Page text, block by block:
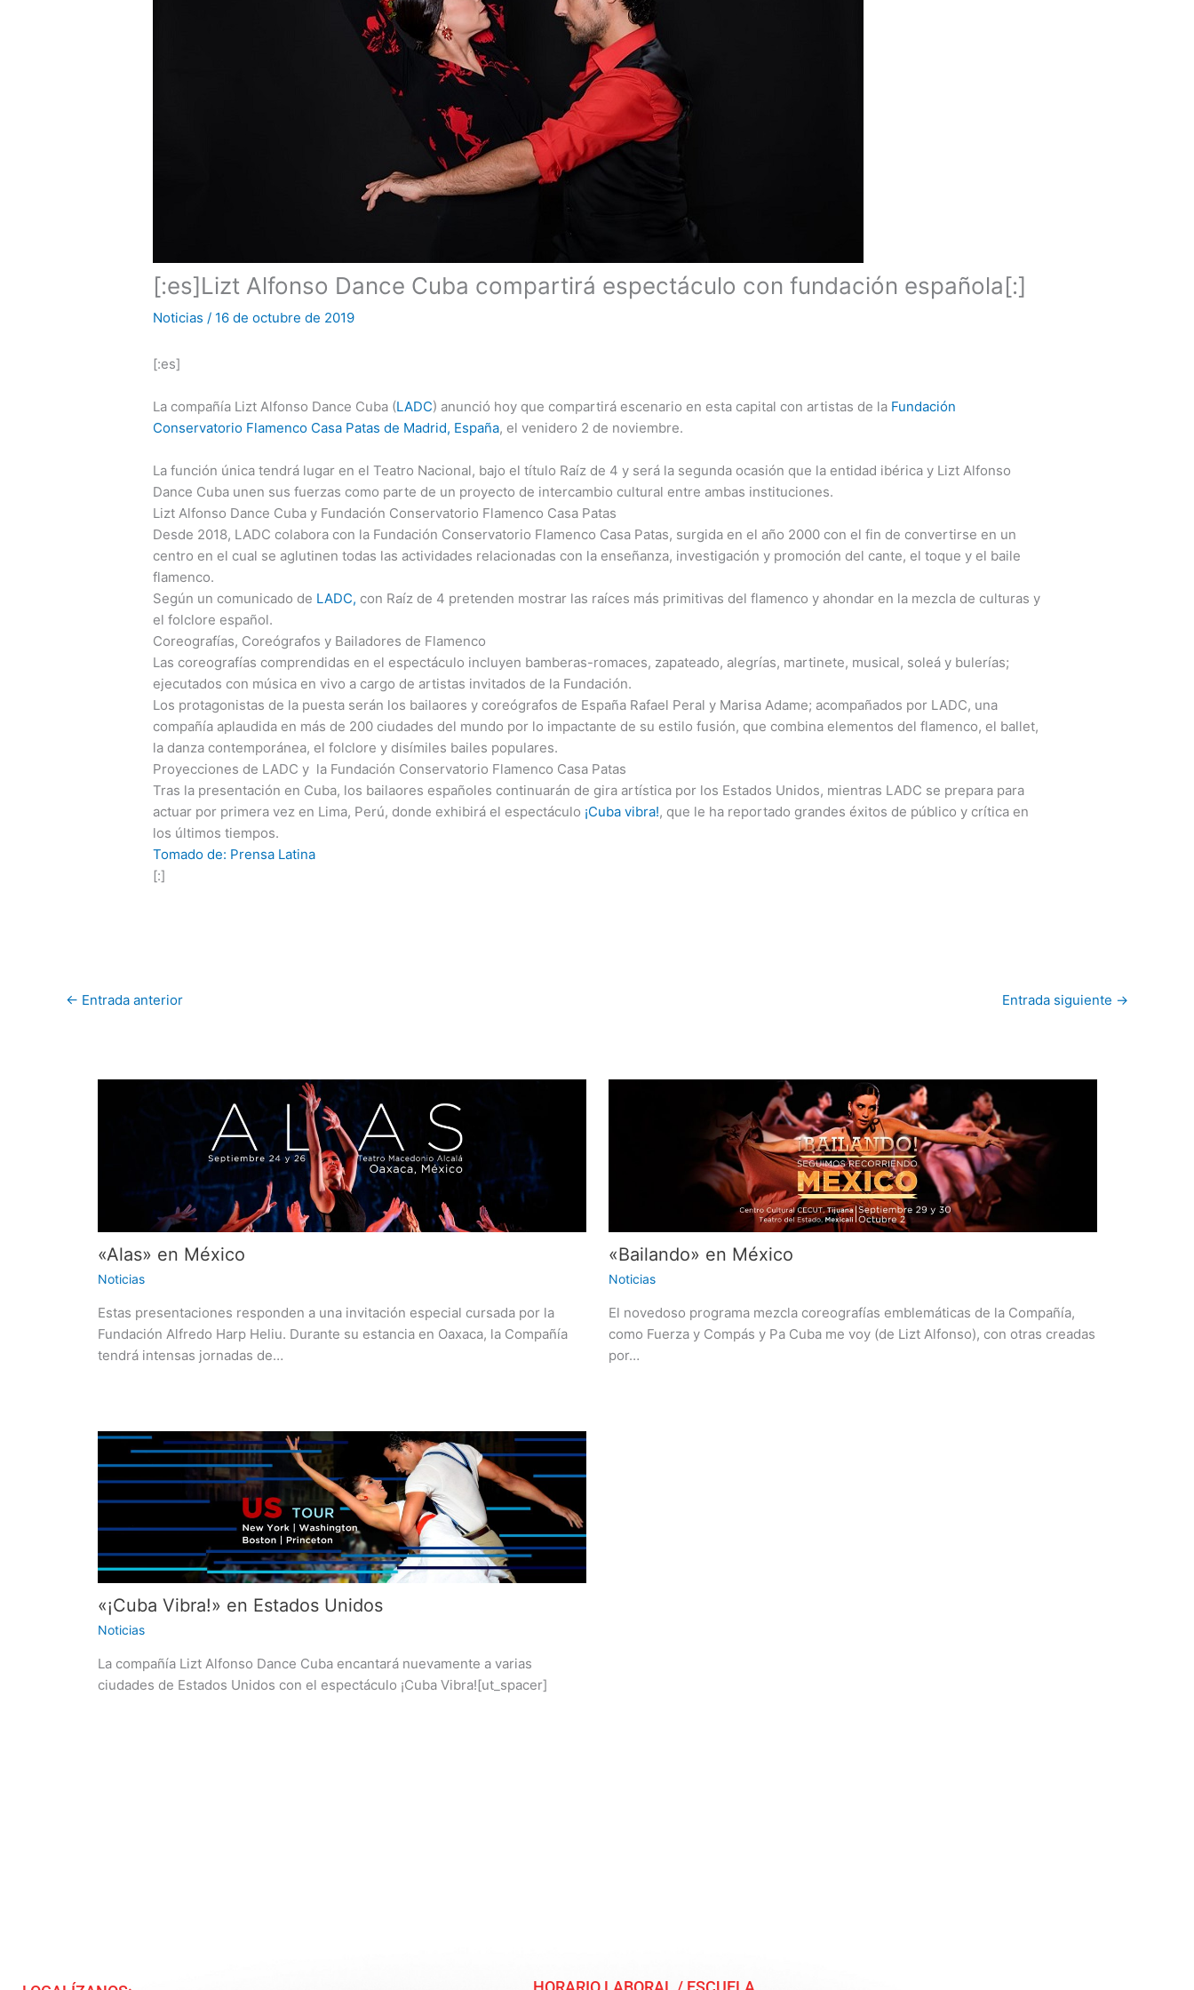
[:es]Lizt Alfonso Dance Cuba compartirá espectáculo con fundación española[:]
Noticias / 16 de octubre de 2019
[:es]
La compañía Lizt Alfonso Dance Cuba (LADC) anunció hoy que compartirá escenario en esta capital con artistas de la Fundación
Conservatorio Flamenco Casa Patas de Madrid, España, el venidero 2 de noviembre.
La función única tendrá lugar en el Teatro Nacional, bajo el título Raíz de 4 y será la segunda ocasión que la entidad ibérica y Lizt Alfonso
Dance Cuba unen sus fuerzas como parte de un proyecto de intercambio cultural entre ambas instituciones.
Lizt Alfonso Dance Cuba y Fundación Conservatorio Flamenco Casa Patas
Desde 2018, LADC colabora con la Fundación Conservatorio Flamenco Casa Patas, surgida en el año 2000 con el fin de convertirse en un
centro en el cual se aglutinen todas las actividades relacionadas con la enseñanza, investigación y promoción del cante, el toque y el baile
flamenco.
Según un comunicado de LADC, con Raíz de 4 pretenden mostrar las raíces más primitivas del flamenco y ahondar en la mezcla de culturas y
el folclore español.
Coreografías, Coreógrafos y Bailadores de Flamenco
Las coreografías comprendidas en el espectáculo incluyen bamberas-romaces, zapateado, alegrías, martinete, musical, soleá y bulerías;
ejecutados con música en vivo a cargo de artistas invitados de la Fundación.
Los protagonistas de la puesta serán los bailaores y coreógrafos de España Rafael Peral y Marisa Adame; acompañados por LADC, una
compañía aplaudida en más de 200 ciudades del mundo por lo impactante de su estilo fusión, que combina elementos del flamenco, el ballet,
la danza contemporánea, el folclore y disímiles bailes populares.
Proyecciones de LADC y la Fundación Conservatorio Flamenco Casa Patas
Tras la presentación en Cuba, los bailaores españoles continuarán de gira artística por los Estados Unidos, mientras LADC se prepara para
actuar por primera vez en Lima, Perú, donde exhibirá el espectáculo ¡Cuba vibra!, que le ha reportado grandes éxitos de público y crítica en
los últimos tiempos.
Tomado de: Prensa Latina
[:]
← Entrada anterior Entrada siguiente →
«Alas» en México
Noticias
Estas presentaciones responden a una invitación especial cursada por la
Fundación Alfredo Harp Heliu. Durante su estancia en Oaxaca, la Compañía
tendrá intensas jornadas de…
«Bailando» en México
Noticias
El novedoso programa mezcla coreografías emblemáticas de la Compañía,
como Fuerza y Compás y Pa Cuba me voy (de Lizt Alfonso), con otras creadas
por…
«¡Cuba Vibra!» en Estados Unidos
Noticias
La compañía Lizt Alfonso Dance Cuba encantará nuevamente a varias
ciudades de Estados Unidos con el espectáculo ¡Cuba Vibra![ut_spacer]